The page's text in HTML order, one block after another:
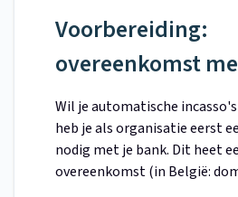
Voorbereiding:
overeenkomst
Wil je automatische
heb je als organisatie eerst
nodig met je bank. Dit heet
overeenkomst (in België: